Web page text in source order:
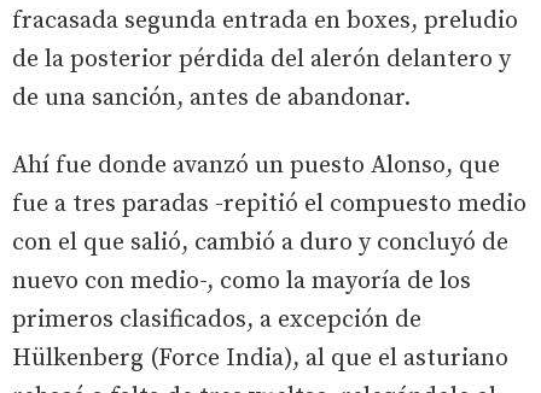
fracasada segunda entrada en boxes, preludio
de la posterior pérdida del alerón delantero y
de una sanción, antes de abandonar.
Ahí fue donde avanzó un puesto Alonso, que
fue a tres paradas -repitió el compuesto medio
con el que salió, cambió a duro y concluyó de
nuevo con medio-, como la mayoría de los
primeros clasificados, a excepción de
Hülkenberg (Force India), al que el asturiano